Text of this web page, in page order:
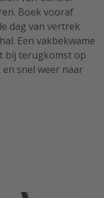
Boek vooraf
dag van vertrek
Een vakbekwame
bij terugkomst op
snel weer naar